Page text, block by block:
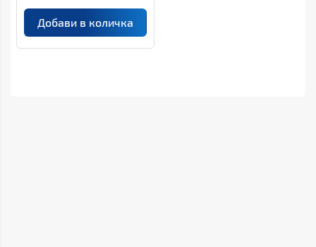
Добави в количка